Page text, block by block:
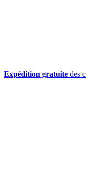
Expédition gratuite des